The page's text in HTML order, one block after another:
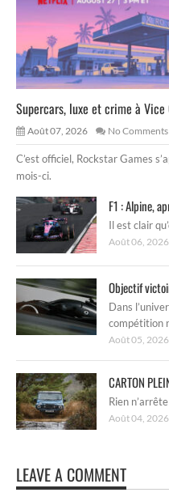
Supercars, luxe et crime à Vice
Août 07, 2026 No Comments
C’est officiel, Rockstar Games
mois-ci.
F1 : Alpine,
Il est clair
Août 06, 2026
Objectif
Dans
compétition
Août 05, 2026
CARTON
Rien
Août 04, 2026
LEAVE A COMMENT